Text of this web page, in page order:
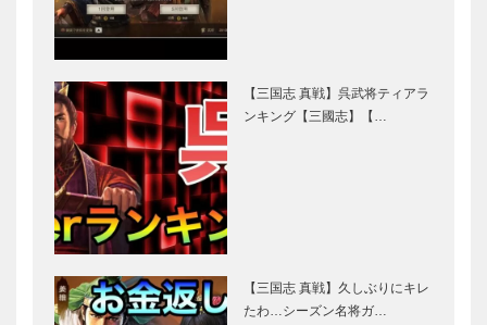
【三国志 真戦】呉武将ティアラ
ンキング【三國志】【…
【三国志 真戦】久しぶりにキレ
たわ…シーズン名将ガ…